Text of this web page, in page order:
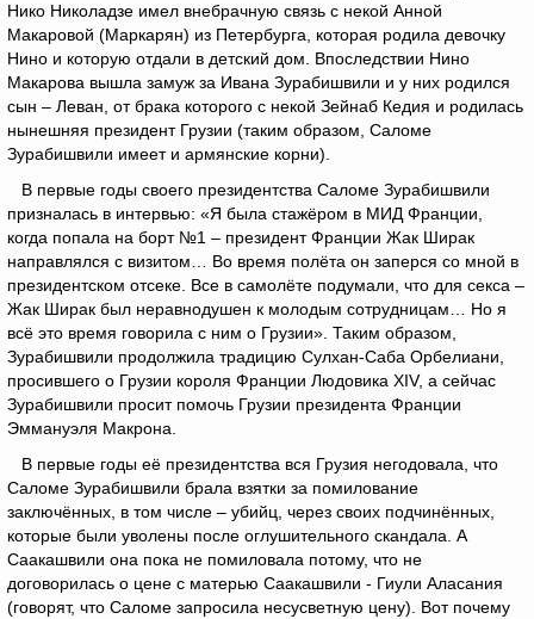
Нико Николадзе имел внебрачную связь с некой Анной
Макаровой (Маркарян) из Петербурга, которая родила девочку
Нино и которую отдали в детский дом. Впоследствии Нино
Макарова вышла замуж за Ивана Зурабишвили и у них родился
сын – Леван, от брака которого с некой Зейнаб Кедия и родилась
нынешняя президент Грузии (таким образом, Саломе
Зурабишвили имеет и армянские корни).
В первые годы своего президентства Саломе Зурабишвили
призналась в интервью: «Я была стажёром в МИД Франции,
когда попала на борт №1 – президент Франции Жак Ширак
направлялся с визитом… Во время полёта он заперся со мной в
президентском отсеке. Все в самолёте подумали, что для секса –
Жак Ширак был неравнодушен к молодым сотрудницам… Но я
всё это время говорила с ним о Грузии». Таким образом,
Зурабишвили продолжила традицию Сулхан-Саба Орбелиани,
просившего о Грузии короля Франции Людовика XIV, а сейчас
Зурабишвили просит помочь Грузии президента Франции
Эммануэля Макрона.
В первые годы её президентства вся Грузия негодовала, что
Саломе Зурабишвили брала взятки за помилование
заключённых, в том числе – убийц, через своих подчинённых,
которые были уволены после оглушительного скандала. А
Саакашвили она пока не помиловала потому, что не
договорилась о цене с матерью Саакашвили - Гиули Аласания
(говорят, что Саломе запросила несусветную цену). Вот почему